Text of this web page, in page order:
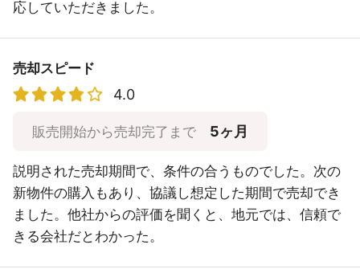
応していただきました。
売却スピード
4.0
販売開始から売却完了まで 5ヶ月
説明された売却期間で、条件の合うものでした。次の
新物件の購入もあり、協議し想定した期間で売却でき
ました。他社からの評価を聞くと、地元では、信頼で
きる会社だとわかった。